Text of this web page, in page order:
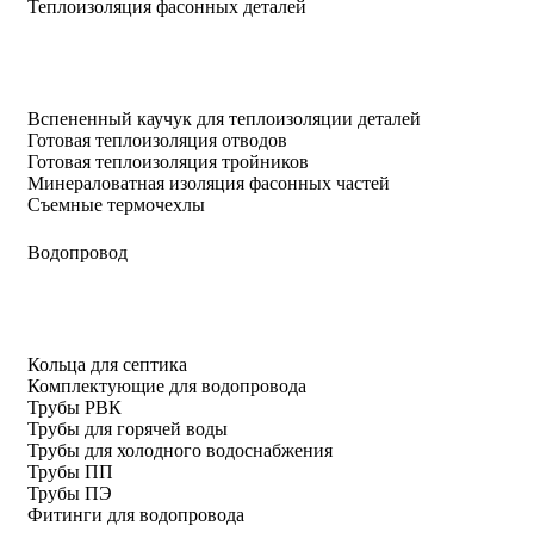
Теплоизоляция фасонных деталей
Вспененный каучук для теплоизоляции деталей
Готовая теплоизоляция отводов
Готовая теплоизоляция тройников
Минераловатная изоляция фасонных частей
Съемные термочехлы
Водопровод
Кольца для септика
Комплектующие для водопровода
Трубы РВК
Трубы для горячей воды
Трубы для холодного водоснабжения
Трубы ПП
Трубы ПЭ
Фитинги для водопровода